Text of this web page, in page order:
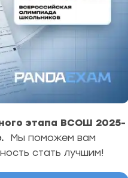
этапа ВСОШ 2025-
Мы поможем вам
стать лучшим!